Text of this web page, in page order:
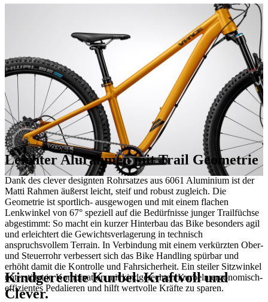
Leichter Alurahmen mit Trail Geometrie
Dank des clever designten Rohrsatzes aus 6061 Aluminium ist der
Matti Rahmen äußerst leicht, steif und robust zugleich. Die
Geometrie ist sportlich- ausgewogen und mit einem flachen
Lenkwinkel von 67° speziell auf die Bedürfnisse junger Trailfüchse
abgestimmt: So macht ein kurzer Hinterbau das Bike besonders agil
und erleichtert die Gewichtsverlagerung in technisch
anspruchsvollem Terrain. In Verbindung mit einem verkürzten Ober-
und Steuerrohr verbessert sich das Bike Handling spürbar und
erhöht damit die Kontrolle und Fahrsicherheit. Ein steiler Sitzwinkel
unterstützt in Kombination mit kindgerechten Kurbeln ergonomisch-
effizientes Pedalieren und hilft wertvolle Kräfte zu sparen.
Kindgerechte Kurbel. Kraftvoll und
Clever.